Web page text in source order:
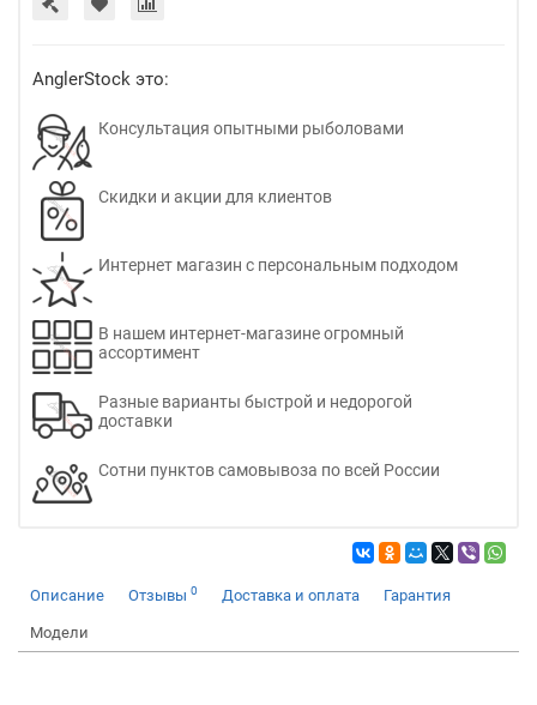
AnglerStock это:
Консультация опытными рыболовами
Скидки и акции для клиентов
Интернет магазин с персональным подходом
В нашем интернет-магазине огромный
ассортимент
Разные варианты быстрой и недорогой
доставки
Сотни пунктов самовывоза по всей России
Описание Отзывы 0 Доставка и оплата Гарантия
Модели